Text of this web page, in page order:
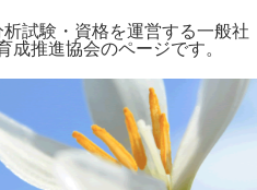
試験・資格を運営する一般社
成推進協会のページです。